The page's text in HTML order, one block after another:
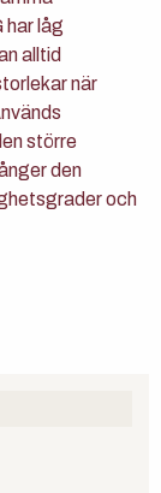
har låg
alltid
när
större
den
och